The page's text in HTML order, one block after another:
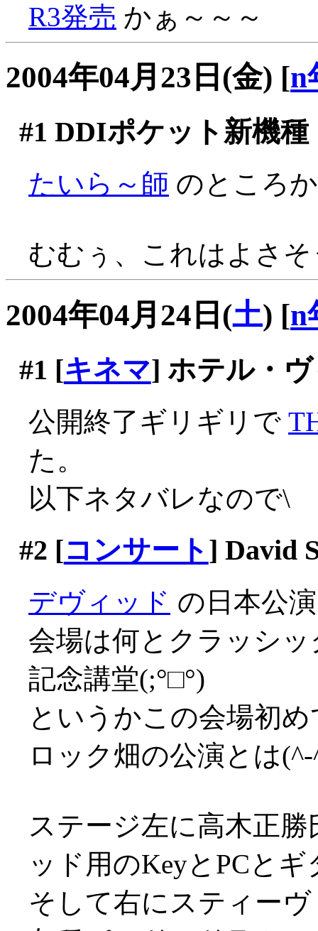
R3発売 かぁ～～～
2004年04月23日(金) [n
#1 DDIポケット新機種
たいら～師 のところ
むむぅ、これはよさ
2004年04月24日(土) [n
#1 [キネマ] ホテル・
公開終了ギリギリで
た。
以下ネタバレなので\
#2 [コンサート ] David
デヴィッド の日本公
会場は何とクラッシ
記念講堂(;°□°)
というかこの会場初
ロック畑の公演とは
ステージ左に高木正
ッド用のKeyとPCとギ
そして右にスティー